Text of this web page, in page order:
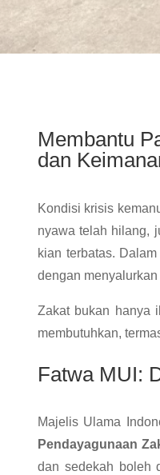
Membantu
dan
Kondisi krisis
nyawa telah hilang,
kian terbatas.
dengan menyalurkan
Zakat bukan hanya
membutuhkan,
Fatwa MUI:
Majelis Ulama
Pendayagunaan
dan sedekah boleh